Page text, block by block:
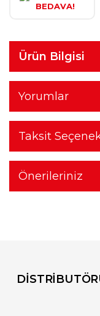
BEDAVA!
Ürün Bilgisi
Yorumlar
Taksit
Önerileriniz